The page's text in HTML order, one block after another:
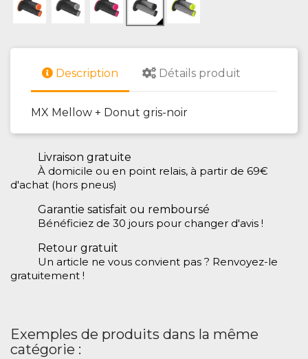
Description Détails produit
MX Mellow + Donut gris-noir
Livraison gratuite
À domicile ou en point relais, à partir de 69€
d'achat (hors pneus)
Garantie satisfait ou remboursé
Bénéficiez de 30 jours pour changer d'avis !
Retour gratuit
Un article ne vous convient pas ? Renvoyez-le
gratuitement !
Exemples de produits dans la même
catégorie :